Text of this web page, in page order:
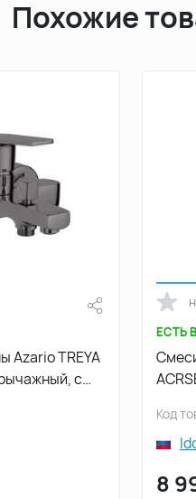
Похожие
Azario TREYA
с
ЕСТЬ
Код
8